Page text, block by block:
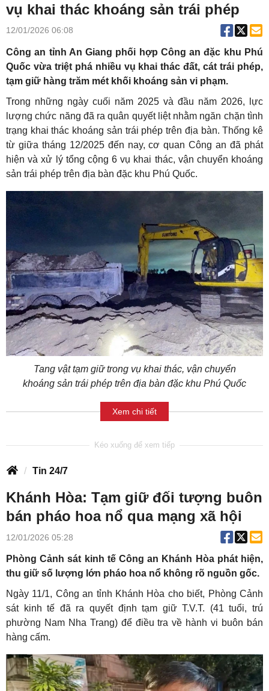
vụ khai thác khoáng sản trái phép
12/01/2026 06:08
Công an tỉnh An Giang phối hợp Công an đặc khu Phú
Quốc vừa triệt phá nhiều vụ khai thác đất, cát trái phép,
tạm giữ hàng trăm mét khối khoáng sản vi phạm.
Trong những ngày cuối năm 2025 và đầu năm 2026, lực
lượng chức năng đã ra quân quyết liệt nhằm ngăn chặn tình
trạng khai thác khoáng sản trái phép trên địa bàn. Thống kê
từ giữa tháng 12/2025 đến nay, cơ quan Công an đã phát
hiện và xử lý tổng cộng 6 vụ khai thác, vận chuyển khoáng
sản trái phép trên địa bàn đặc khu Phú Quốc.
Tang vật tạm giữ trong vụ khai thác, vận chuyển
khoáng sản trái phép trên địa bàn đặc khu Phú Quốc
Xem chi tiết
Tin 24/7
Khánh Hòa: Tạm giữ đối tượng buôn
bán pháo hoa nổ qua mạng xã hội
12/01/2026 05:28
Phòng Cảnh sát kinh tế Công an Khánh Hòa phát hiện,
thu giữ số lượng lớn pháo hoa nổ không rõ nguồn gốc.
Ngày 11/1, Công an tỉnh Khánh Hòa cho biết, Phòng Cảnh
sát kinh tế đã ra quyết định tạm giữ T.V.T. (41 tuổi, trú
phường Nam Nha Trang) để điều tra về hành vi buôn bán
hàng cấm.